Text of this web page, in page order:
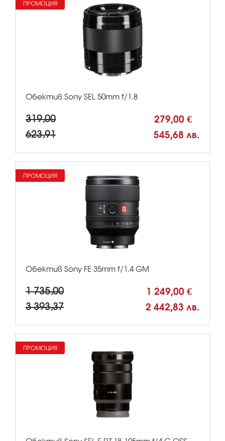
Обектив Sony SEL 50mm f/1.8
319,00 279,00 €
623,91 545,68 лв.
ПРОМОЦИЯ
Обектив Sony FE 35mm f/1.4 GM
1 735,00 1 249,00 €
3 393,37 2 442,83 лв.
ПРОМОЦИЯ
ПРОМОЦИЯ